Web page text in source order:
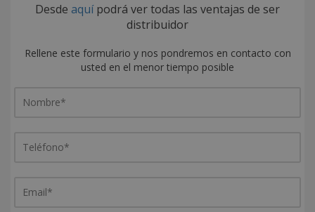
Desde aquípodrá ver todas las ventajas de ser
distribuidor
Rellene este formulario y nos pondremos en contacto con
usted en el menor tiempo posible